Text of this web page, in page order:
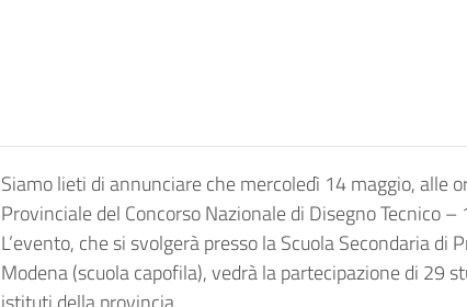
Siamo lieti di annunciare che mercoledì 14 maggio, alle
Provinciale del Concorso Nazionale di Disegno Tecnico
L’evento, che si svolgerà presso la Scuola Secondaria di
Modena (scuola capofila), vedrà la partecipazione di 29